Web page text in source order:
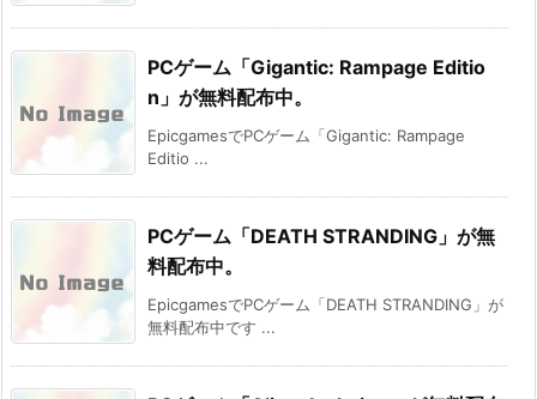
PCゲーム「Gigantic: Rampage Editio
n」が無料配布中。
EpicgamesでPCゲーム「Gigantic: Rampage
Editio ...
PCゲーム「DEATH STRANDING」が無
料配布中。
EpicgamesでPCゲーム「DEATH STRANDING」が
無料配布中です ...